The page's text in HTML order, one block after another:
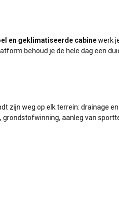
en geklimatiseerde cabinewerk
behoud je de hele dag een
zijn weg op elk terrein: drainage
grondstofwinning, aanleg van